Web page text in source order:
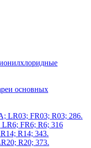
основных
LR03; FR03; R03; 286.
FR6; R6; 316
R14; 343.
R20; 373.